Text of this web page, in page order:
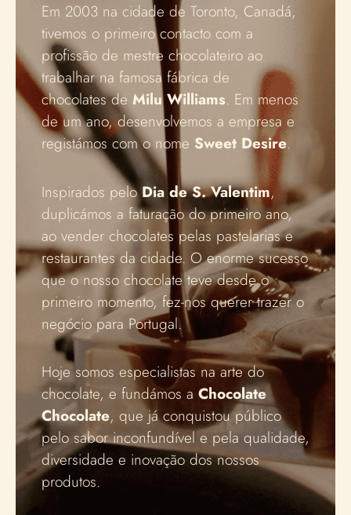
Em 2003 na cidade de Toronto, Canadá,
tivemos o primeiro contacto com a
profissão de mestre chocolateiro ao
trabalhar na famosafábrica de
chocolatesde Milu Williams. Em menos
de um ano, desenvolvemos a empresa e
registámos com o nome Sweet Desire.
Inspirados peloDia de S. Valentim,
duplicámos a faturação do primeiro ano,
ao vender chocolates pelas pastelarias e
restaurantes da cidade. O enorme sucesso
que o nosso chocolate teve desde o
primeiro momento, fez-nos querer trazer o
negócio para Portugal.
Hoje somos especialistas na arte do
chocolate, e fundámos a Chocolate
Chocolate, que já conquistou público
pelo sabor inconfundível e pela qualidade,
diversidade e inovação dos nossos
produtos.